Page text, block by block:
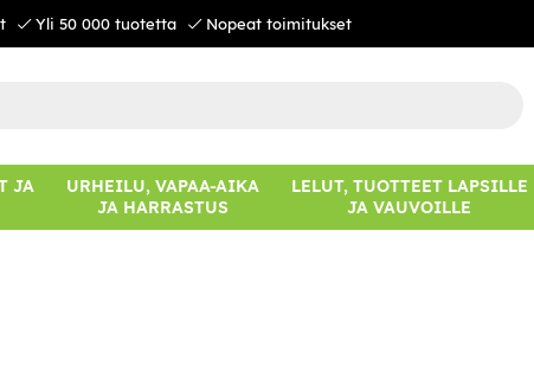
Yli 50 000 tuotetta Nopeat toimitukset
JA
URHEILU, VAPAA-AIKA
JA HARRASTUS
LELUT, TUOTTEET LAPSILLE
JA VAUVOILLE